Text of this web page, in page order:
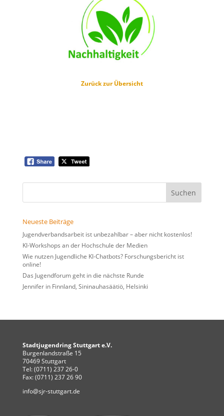
Zurück zur Übersicht
Suchen
Neueste Beiträge
Jugendverbandsarbeit ist unbezahlbar – aber nicht kostenlos!
KI-Workshops an der Hochschule der Medien
Wie nutzen Jugendliche KI-Chatbots? Forschungsbericht ist
online!
Das Jugendforum geht in die nächste Runde
Jennifer in Finnland, Sininauhasäätiö, Helsinki
Stadtjugendring Stuttgart e.V.
Burgenlandstraße 15
70469 Stuttgart
Tel: (0711) 237 26-0
Fax: (0711) 237 26 90
info@sjr-stuttgart.de